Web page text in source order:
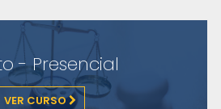
- Presencial
VER CURSO